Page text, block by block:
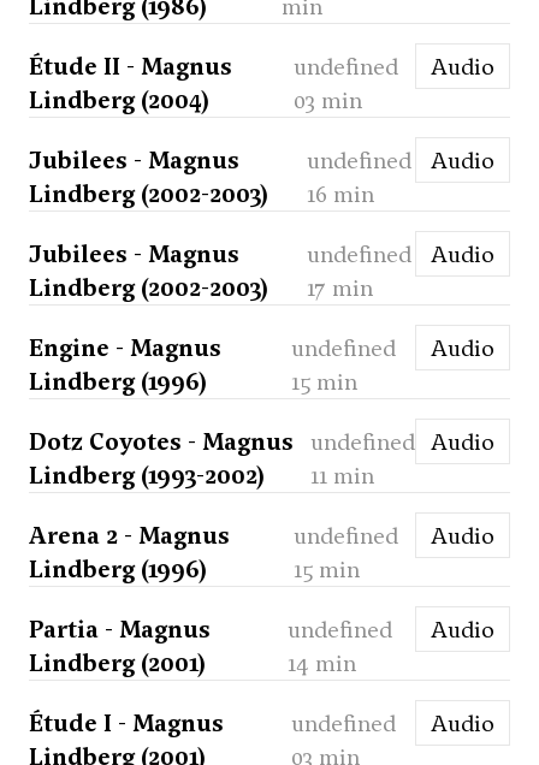
Étude II - Magnus
Lindberg (2004)
undefined
03 min
Audio
Jubilees - Magnus
Lindberg (2002-2003)
undefined
16 min
Audio
Jubilees - Magnus
Lindberg (2002-2003)
undefined
17 min
Audio
Engine - Magnus
Lindberg (1996)
undefined
15 min
Audio
Dotz Coyotes - Magnus
Lindberg (1993-2002)
undefined
11 min
Audio
Arena 2 - Magnus
Lindberg (1996)
undefined
15 min
Audio
Partia - Magnus
Lindberg (2001)
undefined
14 min
Audio
Étude I - Magnus
Lindberg (2001)
undefined
03 min
Audio